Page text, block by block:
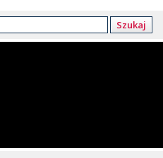
Szukaj